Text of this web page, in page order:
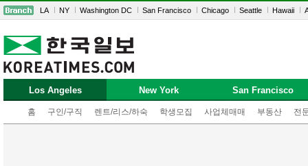
LA NY Washington DC San Francisco Chicago Seattle Hawaii
Los Angeles
홈 구인/구직 렌트/리스/하숙 학생모집 사업체매매 부동산 전
New York San Francisco